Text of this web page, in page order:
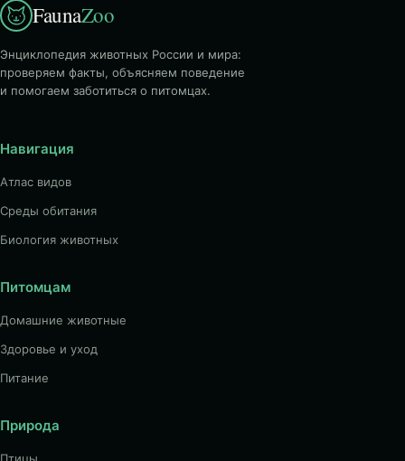
FaunaZoo
Энциклопедия животных России и мира:
проверяем факты, объясняем поведение
и помогаем заботиться о питомцах.
Навигация
Атлас видов
Среды обитания
Биология животных
Питомцам
Домашние животные
Здоровье и уход
Питание
Природа
Птицы